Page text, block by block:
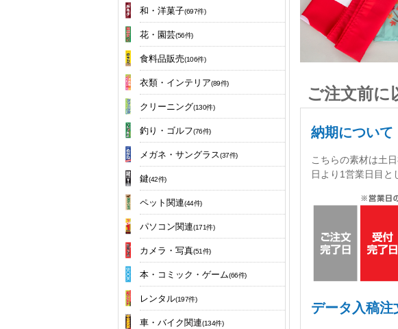
和・洋菓子(697件)
花・園芸(56件)
食料品販売(106件)
衣類・インテリア(89件)
クリーニング(130件)
釣り・ゴルフ(76件)
メガネ・サングラス(37件)
鍵(42件)
ペット関連(44件)
パソコン関連(171件)
カメラ・写真(51件)
本・コミック・ゲーム(66件)
レンタル(197件)
車・バイク関連(134件)
ご注文前に
納期について
こちらの素材は土
日より1営業日目と
データ入稿注